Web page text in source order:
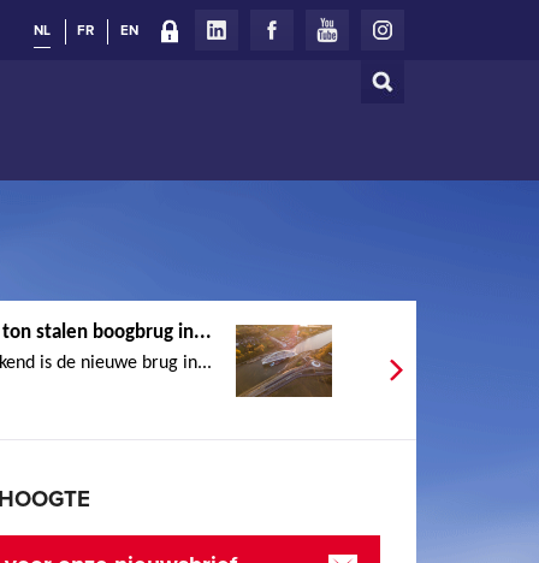
Zoeken
NL FR EN
stalen boogbrug in...
is de nieuwe brug in...